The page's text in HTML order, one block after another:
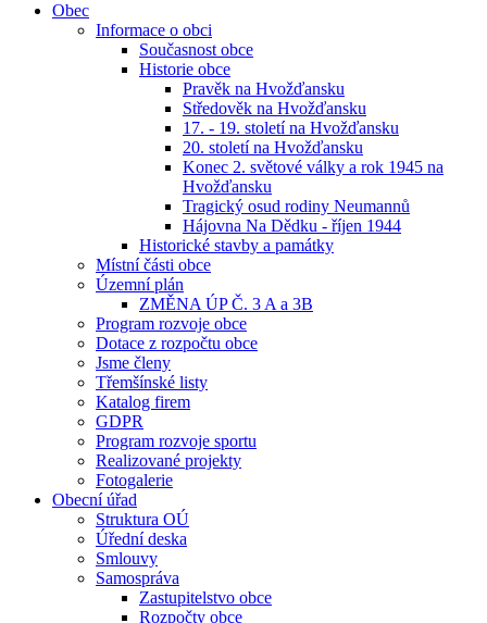
Obec
Informace o obci
Současnost obce
Historie obce
Pravěk na Hvožďansku
Středověk na Hvožďansku
17. - 19. století na Hvožďansku
20. století na Hvožďansku
Konec 2. světové války a rok 1945 na
Hvožďansku
Tragický osud rodiny Neumannů
Hájovna Na Dědku - říjen 1944
Historické stavby a památky
Místní části obce
Územní plán
ZMĚNA ÚP Č. 3 A a 3B
Program rozvoje obce
Dotace z rozpočtu obce
Jsme členy
Třemšínské listy
Katalog firem
GDPR
Program rozvoje sportu
Realizované projekty
Fotogalerie
Obecní úřad
Struktura OÚ
Úřední deska
Smlouvy
Samospráva
Zastupitelstvo obce
Rozpočty obce